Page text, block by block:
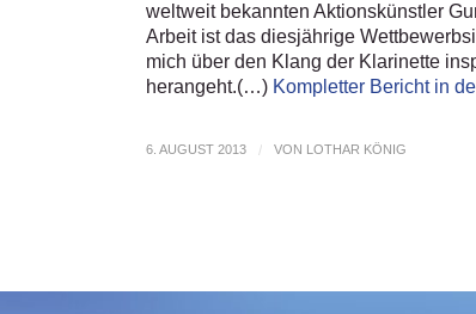
weltweit bekannten Aktionskünstler
Arbeit ist das diesjährige
mich über den Klang der Klarinette
herangeht.(…) Kompletter Bericht in
6. AUGUST 2013 / VON LOTHAR KÖNIG